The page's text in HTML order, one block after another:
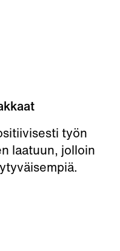
työn
laatuun, jolloin